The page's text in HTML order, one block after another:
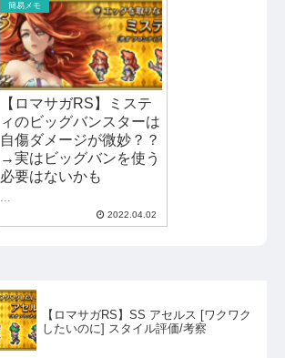
簡易メモ
【ロマサガRS】ミステ
ィのビッグバンスターは
自傷ダメージが微妙？？
→実はビッグバンを使う
必要はないかも
...
2022.04.02
【ロマサガRS】SS アセルス [ワクワク
したいのに] スタイル評価/考察